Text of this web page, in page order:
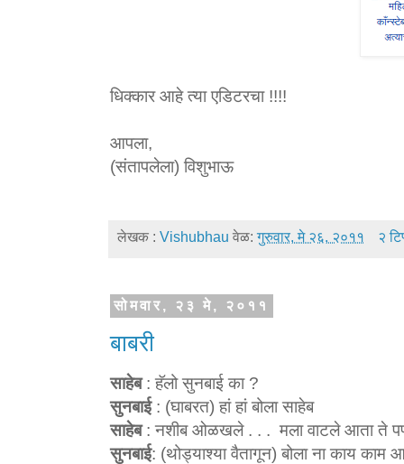
धिक्कार आहे त्या एडिटरचा !!!!
आपला,
(संतापलेला) विशुभाऊ
लेखक : Vishubhau वेळ:गुरुवार, मे २६, २०११ २
सोमवार, २३ मे, २०११
बाबरी
साहेब: हॅलो सुनबाई का ?
सुनबाई: (घाबरत) हां हां बोला साहेब
साहेब: नशीब ओळखले . . . मला वाटले आता ते पण
सुनबाई: (थोड्याश्या वैतागून) बोला ना काय काम